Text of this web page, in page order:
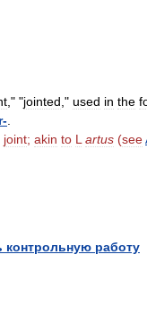
," "jointed ," used in the
-
joint; akin to L artus (see
работу